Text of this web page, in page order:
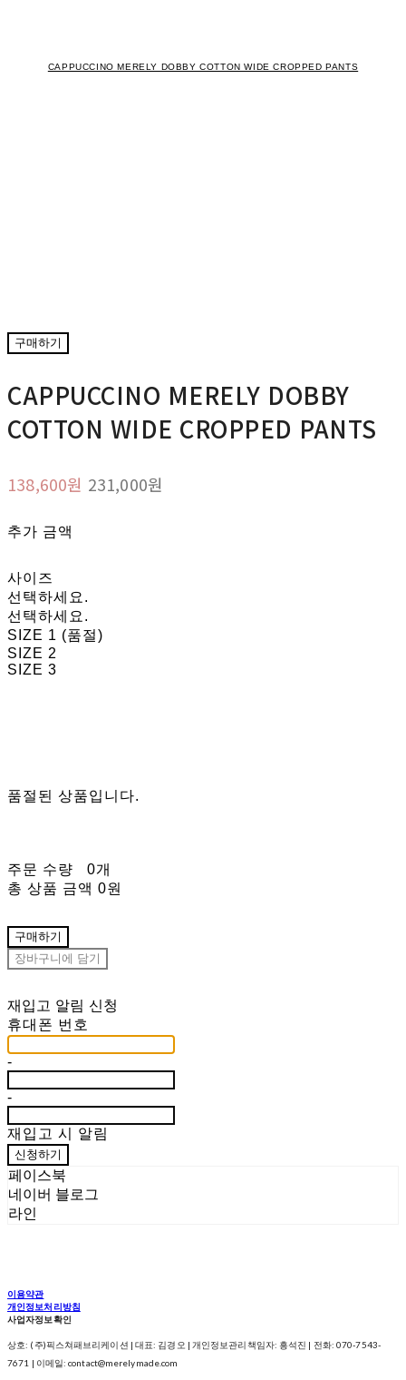
CAPPUCCINO MERELY DOBBY COTTON WIDE CROPPED PANTS
구매하기
CAPPUCCINO MERELY DOBBY
COTTON WIDE CROPPED PANTS
138,600원 231,000원
추가 금액
사이즈
선택하세요.
선택하세요.
SIZE 1 (품절)
SIZE 2
SIZE 3
품절된 상품입니다.
주문 수량
0개
총 상품 금액 0원
구매하기
장바구니에 담기
재입고 알림 신청
휴대폰 번호
-
-
재입고 시 알림
신청하기
페이스북
네이버 블로그
라인
이용약관
개인정보처리방침
사업자정보확인
상호: (주)픽스쳐패브리케이션 | 대표: 김경오 | 개인정보관리책임자: 흥석진 | 전화: 070-7543-
7671 | 이메일: contact@merelymade.com